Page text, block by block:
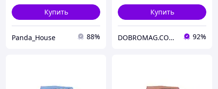
Купить
Panda_House 88%
Купить
DOBROMAG.COM.UA - ДОБРОМАГ 92%